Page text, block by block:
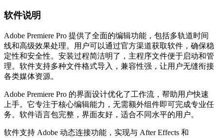
软件说明
Adobe Premiere Pro 提供了全面的编辑功能，包括多轨道时间
线和高级效果处理。用户可以通过官方渠道获取软件，确保稳
定性和安全性。安装过程简洁明了，主程序文件便于启动和管
理。软件支持多种文件格式导入，兼容性强，让用户无缝衔接
各类媒体资源。
Adobe Premiere Pro 的界面设计优化了工作流，帮助用户快速
上手。它专注于核心编辑能力，无需额外组件即可完成专业任
务。软件语言包完整，界面友好，适合不同水平的用户。
软件支持 Adobe 动态连接功能，实现与 After Effects 和